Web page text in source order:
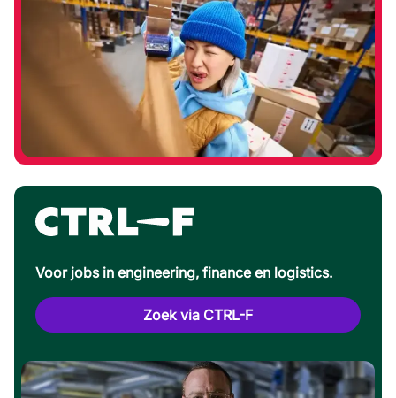
Voor jobs in engineering, finance en logistics.
Zoek via CTRL-F